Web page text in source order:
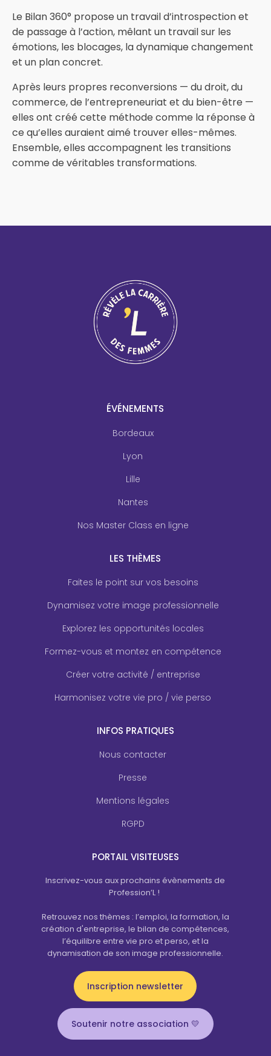
Le Bilan 360° propose un travail d’introspection et
de passage à l’action, mêlant un travail sur les
émotions, les blocages, la dynamique changement
et un plan concret.
Après leurs propres reconversions — du droit, du
commerce, de l’entrepreneuriat et du bien-être —
elles ont créé cette méthode comme la réponse à
ce qu’elles auraient aimé trouver elles-mêmes.
Ensemble, elles accompagnent les transitions
comme de véritables transformations.
ÉVÉNEMENTS
Bordeaux
Lyon
Lille
Nantes
Nos Master Class en ligne
LES THÈMES
Faites le point sur vos besoins
Dynamisez votre image professionnelle
Explorez les opportunités locales
Formez-vous et montez en compétence
Créer votre activité / entreprise
Harmonisez votre vie pro / vie perso
INFOS PRATIQUES
Nous contacter
Presse
Mentions légales
RGPD
PORTAIL VISITEUSES
Inscrivez-vous aux prochains évènements de
Profession’L !
Retrouvez nos thèmes : l’emploi, la formation, la
création d'entreprise, le bilan de compétences,
l’équilibre entre vie pro et perso, et la
dynamisation de son image professionnelle.
Inscription newsletter
Soutenir notre association 💛